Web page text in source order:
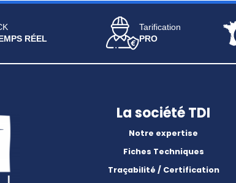
RÉEL
Tarification
PRO
La société TDI
Notre expertise
Fiches Techniques
Traçabilité / Certification